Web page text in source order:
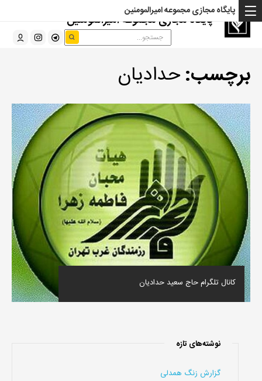
پایگاه مجازی مجموعه امیرالمومنین
پایگاه مجازی مجموعه امیرالمومنین
برچسب:حدادیان
کانال تلگرام حاج سعید حدادیان
نوشته‌های تازه
گزارش زنگ همدلی